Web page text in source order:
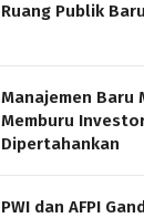
Ruang Publik
Manajemen Baru
Memburu
Dipertahankan
PWI dan AFPI